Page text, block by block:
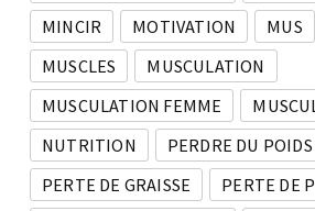
MINCIR
MOTIVATION MUS
MUSCLES
MUSCULATION
MUSCULATION FEMME
NUTRITION
PERDRE DU POIDS
PERTE DE GRAISSE
PERTE DE